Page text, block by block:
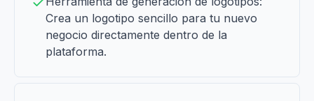
Crea un logotipo sencillo para tu nuevo
negocio directamente dentro de la
plataforma.